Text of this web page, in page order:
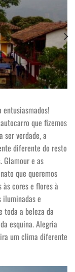
que fizemos
ser verdade, a
diferente do resto
Glamour e as
que queremos
às cores e flores à
iluminadas e
toda a beleza da
esquina. Alegria
um clima diferente